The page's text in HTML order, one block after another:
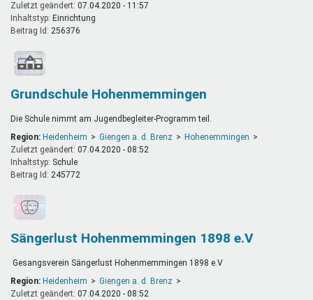
Zuletzt geändert: 07.04.2020 - 11:57
Inhaltstyp:
einrichtung
Beitrag Id: 256376
Grundschule Hohenmemmingen
Die Schule nimmt am Jugendbegleiter-Programm teil.
Region: Heidenheim Giengen a. d. Brenz
Hohenemmingen
Zuletzt geändert: 07.04.2020 - 08:52
Inhaltstyp:
schule
Beitrag Id: 245772
Sängerlust Hohenmemmingen 1898 e.V
Gesangsverein Sängerlust Hohenmemmingen 1898 e.V
Region: Heidenheim
Giengen a. d. Brenz
Zuletzt geändert: 07.04.2020 - 08:52